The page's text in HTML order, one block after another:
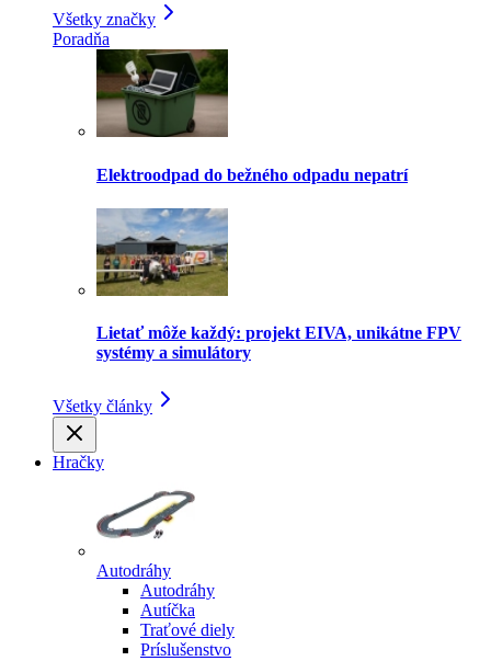
Všetky značky
Poradňa
Elektroodpad do bežného odpadu nepatrí
Lietať môže každý: projekt EIVA, unikátne FPV
systémy a simulátory
Všetky články
Hračky
Autodráhy
Autodráhy
Autíčka
Traťové diely
Príslušenstvo